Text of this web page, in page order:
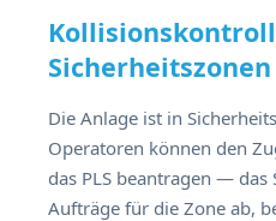
Sicherheitszonen
Die Anlage ist in
Operatoren können den
das PLS beantragen —
Aufträge für die Zone ab,